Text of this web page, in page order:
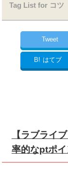
Tag List for コツ
Tweet
B! はてブ
【ラブライ
率的なptポ